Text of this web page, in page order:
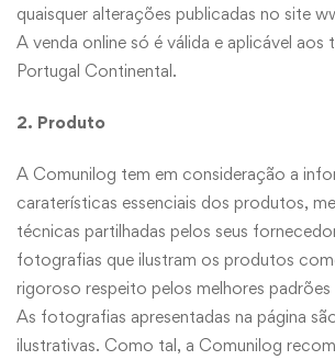
quaisquer alterações publicadas no site
A venda online só é válida e aplicável aos
Portugal Continental.
2. Produto
A Comunilog tem em consideração a
caraterísticas essenciais dos produtos,
técnicas partilhadas pelos seus
fotografias que ilustram os produtos
rigoroso respeito pelos melhores
As fotografias apresentadas na página
ilustrativas. Como tal, a Comunilog